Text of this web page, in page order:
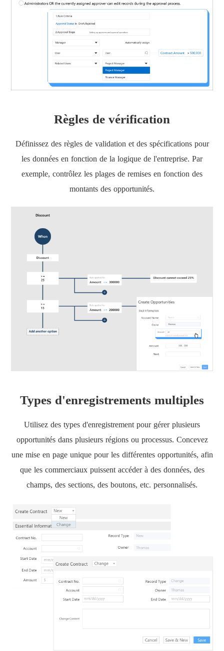
Règles de vérification
Définissez des règles de validation et des spécifications pour
les données en fonction de la logique de l'entreprise. Par
exemple, contrôlez les plages de remises en fonction des
montants des opportunités.
Types d'enregistrements multiples
Utilisez des types d'enregistrement pour gérer plusieurs
opportunités dans plusieurs régions ou processus. Concevez
une mise en page unique pour les différentes opportunités, afin
que les commerciaux puissent accéder à des données, des
champs, des sections, des boutons, etc. personnalisés.